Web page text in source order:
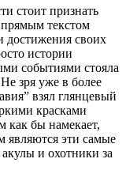
стоит признать
текстом
достижения своих
истории
событиями стояла
зря уже в более
взял глянцевый
красками
как бы намекает,
являются эти самые
и охотники за